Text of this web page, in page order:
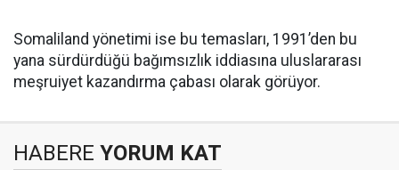
Somaliland yönetimi ise bu temasları, 1991’den bu
yana sürdürdüğü bağımsızlık iddiasına uluslararası
meşruiyet kazandırma çabası olarak görüyor.
HABERE YORUM KAT